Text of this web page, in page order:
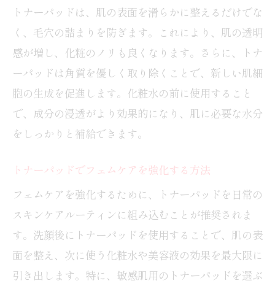
トナーパッドは、肌の表面を滑らかに整えるだけでな
く、毛穴の詰まりを防ぎます。これにより、肌の透明
感が増し、化粧のノリも良くなります。さらに、トナ
ーパッドは角質を優しく取り除くことで、新しい肌細
胞の生成を促進します。化粧水の前に使用すること
で、成分の浸透がより効果的になり、肌に必要な水分
をしっかりと補給できます。
トナーパッドでフェムケアを強化する方法
フェムケアを強化するために、トナーパッドを日常の
スキンケアルーティンに組み込むことが推奨されま
す。洗顔後にトナーパッドを使用することで、肌の表
面を整え、次に使う化粧水や美容液の効果を最大限に
引き出します。特に、敏感肌用のトナーパッドを選ぶ